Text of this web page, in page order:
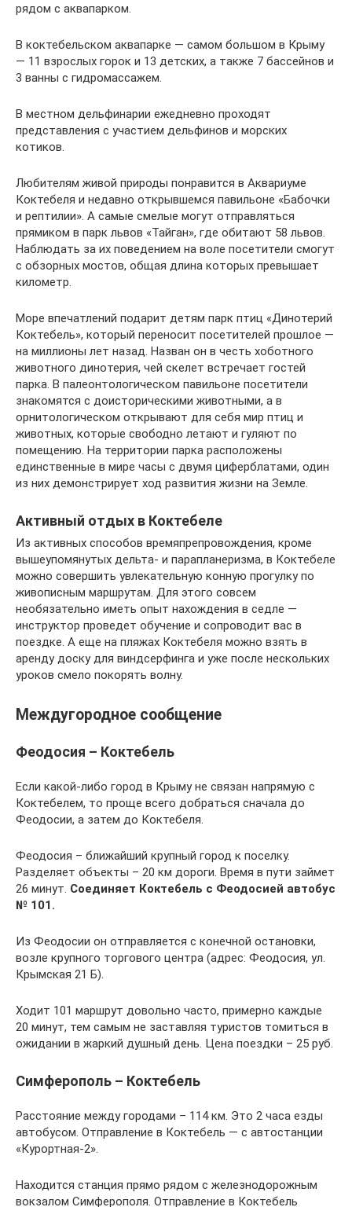
рядом с аквапарком.
В коктебельском аквапарке — самом большом в Крыму
— 11 взрослых горок и 13 детских, а также 7 бассейнов и
3 ванны с гидромассажем.
В местном дельфинарии ежедневно проходят
представления с участием дельфинов и морских
котиков.
Любителям живой природы понравится в Аквариуме
Коктебеля и недавно открывшемся павильоне «Бабочки
и рептилии». А самые смелые могут отправляться
прямиком в парк львов «Тайган», где обитают 58 львов.
Наблюдать за их поведением на воле посетители смогут
с обзорных мостов, общая длина которых превышает
километр.
Море впечатлений подарит детям парк птиц «Динотерий
Коктебель», который переносит посетителей прошлое —
на миллионы лет назад. Назван он в честь хоботного
животного динотерия, чей скелет встречает гостей
парка. В палеонтологическом павильоне посетители
знакомятся с доисторическими животными, а в
орнитологическом открывают для себя мир птиц и
животных, которые свободно летают и гуляют по
помещению. На территории парка расположены
единственные в мире часы с двумя циферблатами, один
из них демонстрирует ход развития жизни на Земле.
Активный отдых в Коктебеле
Из активных способов времяпрепровождения, кроме
вышеупомянутых дельта- и парапланеризма, в Коктебеле
можно совершить увлекательную конную прогулку по
живописным маршрутам. Для этого совсем
необязательно иметь опыт нахождения в седле —
инструктор проведет обучение и сопроводит вас в
поездке. А еще на пляжах Коктебеля можно взять в
аренду доску для виндсерфинга и уже после нескольких
уроков смело покорять волну.
Междугородное сообщение
Феодосия – Коктебель
Если какой-либо город в Крыму не связан напрямую с
Коктебелем, то проще всего добраться сначала до
Феодосии, а затем до Коктебеля.
Феодосия – ближайший крупный город к поселку.
Разделяет объекты – 20 км дороги. Время в пути займет
26 минут. Соединяет Коктебель с Феодосией автобус
№ 101.
Из Феодосии он отправляется с конечной остановки,
возле крупного торгового центра (адрес: Феодосия, ул.
Крымская 21 Б).
Ходит 101 маршрут довольно часто, примерно каждые
20 минут, тем самым не заставляя туристов томиться в
ожидании в жаркий душный день. Цена поездки – 25 руб.
Симферополь – Коктебель
Расстояние между городами – 114 км. Это 2 часа езды
автобусом. Отправление в Коктебель — с автостанции
«Курортная-2».
Находится станция прямо рядом с железнодорожным
вокзалом Симферополя. Отправление в Коктебель